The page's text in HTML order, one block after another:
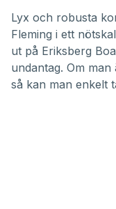
Lyx och robusta
Fleming i ett
ut på Eriksberg
undantag. Om
så kan man enkelt